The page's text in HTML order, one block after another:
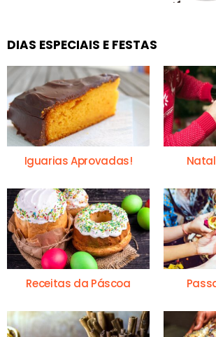
DIAS ESPECIAIS E FESTAS
Iguarias Aprovadas!
Receitas da Páscoa